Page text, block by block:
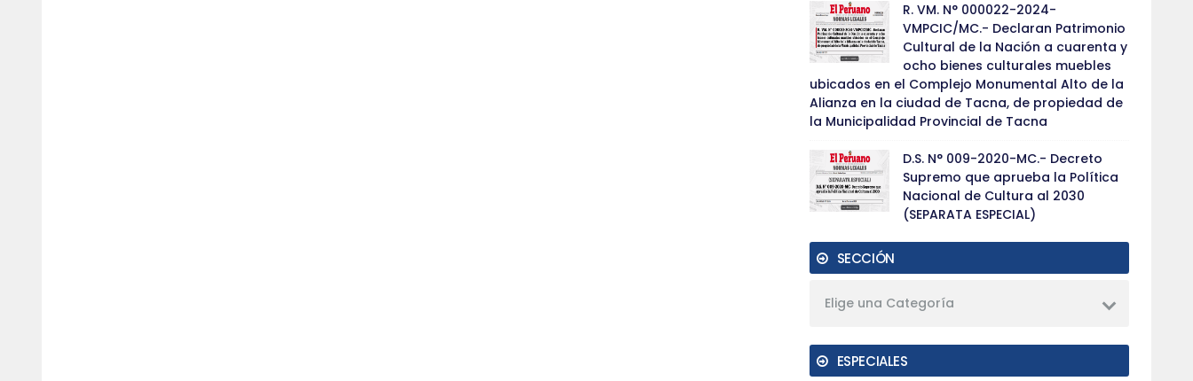
R. VM. N° 000022-2024-
VMPCIC/MC.- Declaran Patrimonio
Cultural de la Nación a cuarenta y
ocho bienes culturales muebles
ubicados en el Complejo Monumental Alto de la
Alianza en la ciudad de Tacna, de propiedad de
la Municipalidad Provincial de Tacna
D.S. N° 009-2020-MC.- Decreto
Supremo que aprueba la Política
Nacional de Cultura al 2030
(SEPARATA ESPECIAL)
SECCIÓN
Elige una Categoría
ESPECIALES